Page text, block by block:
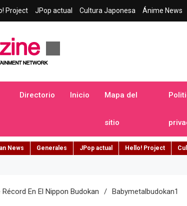
Project JPop actual Cultura Japonesa Ánime News
Directorio Inicio Mapa del
sitio
News Generales JPop actual Hello! Project
En El Nippon Budokan Babymetalbudokan1